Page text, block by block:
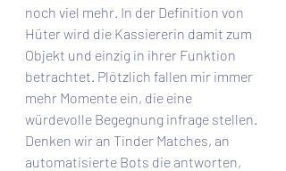
noch viel mehr. In der Definition von
Hüter wird die Kassiererin damit zum
Objekt und einzig in ihrer Funktion
betrachtet. Plötzlich fallen mir immer
mehr Momente ein, die eine
würdevolle Begegnung infrage stellen.
Denken wir an Tinder Matches, an
automatisierte Bots die antworten,